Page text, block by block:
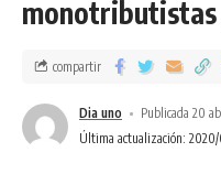
Última actualización:
Dia uno Publicada 20
compartir